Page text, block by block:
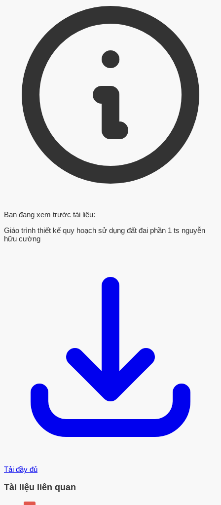
Bạn đang xem trước tài liệu:
Giáo trình thiết kế quy hoạch sử dụng đất đai phần 1 ts nguyễn
hữu cường
Tải đầy đủ
Tài liệu liên quan